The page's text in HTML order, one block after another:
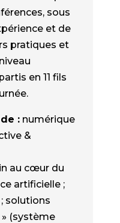
sous
et de
pratiques et
en 11 fils
: numérique
&
au cœur du
artificielle ;
solutions
(système